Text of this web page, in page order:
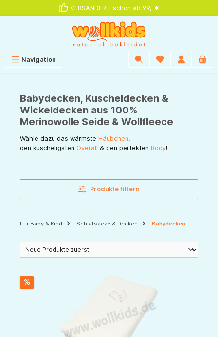
VERSANDFREI schon ab 99,-€
Navigation
Babydecken, Kuscheldecken &
Wickeldecken aus 100%
Merinowolle Seide & Wollfleece
Wähle dazu das wärmste Häubchen,
den kuscheligsten Overall & den perfekten Body!
Produkte filtern
Für Baby & Kind Schlafsäcke & Decken Babydecken
%